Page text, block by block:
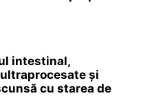
intestinal,
şi
cu starea de